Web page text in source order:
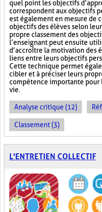
quel point les objectifs
correspondent aux objectifs
est également en mesure de
objectifs des élèves selon
propre classement des
l’enseignant peut ensuite
d’accroître la motivation des
liens entre leurs objectifs
Cette technique permet
cibler et à préciser leurs
compétence importante pour
vie.
Analyse critique (12)
Classement (3)
L'ENTRETIEN COLLECTIF